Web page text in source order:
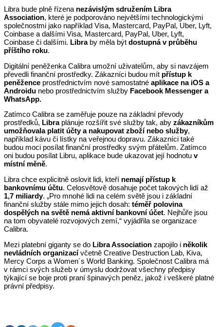
Libra bude plně řízena nezávislým sdružením Libra
Association, které je podporováno největšími technologickými
společnostmi jako například Visa, Mastercard, PayPal, Uber, Lyft,
Coinbase a dalšími Visa, Mastercard, PayPal, Uber, Lyft,
Coinbase či dalšími. Libraby měla být dostupná v průběhu
příštího roku.
Digitální peněženka Calibra umožní uživatelům, aby si navzájem
převedli finanční prostředky. Zákazníci budou mít přístup k
peněžence prostřednictvím nové samostatné aplikace na iOS a
Androidu nebo prostřednictvím služby Facebook Messenger a
WhatsApp.
Zatímco Calibra se zaměřuje pouze na základní převody
prostředků, Libraplánuje rozšířit své služby tak, aby zákazníkům
umožňovala platit účty a nakupovat zboží nebo služby,
například kávu či lístky na veřejnou dopravu. Zákazníci také
budou moci posílat finanční prostředky svým přátelům. Zatímco
oni budou posílat Libru, aplikace bude ukazovat její hodnotu v
místní měně.
Libra chce explicitně oslovit lidi, kteří nemají přístup k
bankovnímu účtu. Celosvětově dosahuje počet takových lidí až
1,7 miliardy. „Pro mnohé lidi na celém světě jsou i základní
finanční služby stále mimo jejich dosah: téměř polovina
dospělých na světě nemá aktivní bankovní účet. Nejhůře jsou
na tom obyvatelé rozvojových zemí,“ vyjádřila se organizace
Calibra.
Mezi platební giganty se do Libra Association zapojilo i několik
nevládních organizací včetně Creative Destruction Lab, Kiva,
Mercy Corps a Women´s World Banking. Společnost Calibra má
v rámci svých služeb v úmyslu dodržovat všechny předpisy
týkající se boje proti praní špinavých peněz, jakož i veškeré platné
právní předpisy.